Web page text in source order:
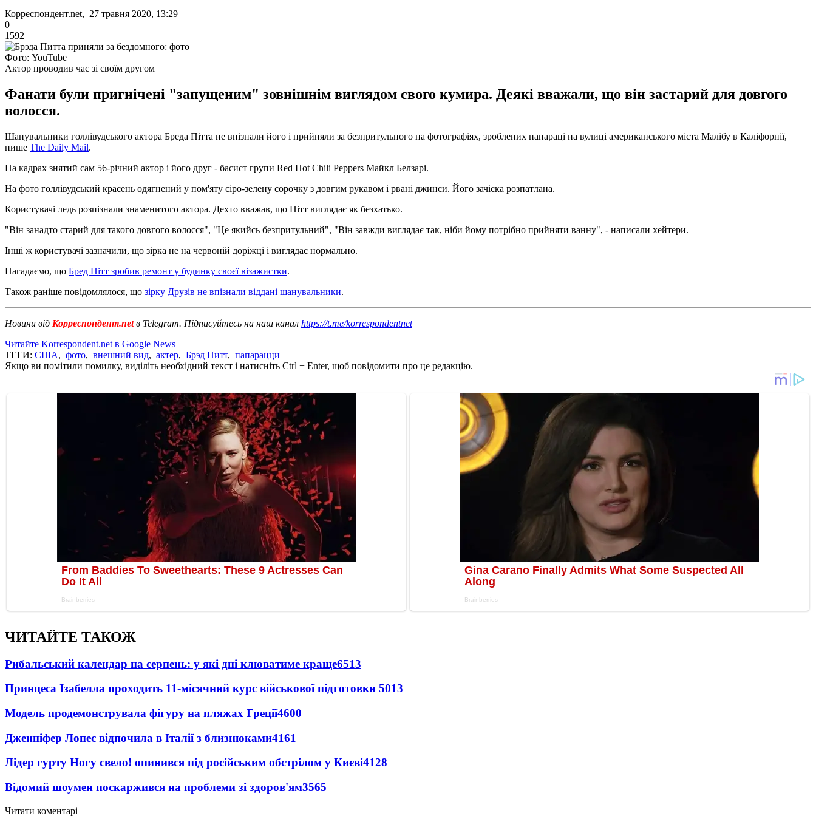
Корреспондент.net, 27 травня 2020, 13:29
0
1592
Фото: YouTube
Актор проводив час зі своїм другом
Фанати були пригнічені "запущеним" зовнішнім виглядом свого кумира. Деякі вважали, що він застарий для довгого
волосся.
Шанувальники голлівудського актора Бреда Пітта не впізнали його і прийняли за безпритульного на фотографіях, зроблених папараці на вулиці американського міста Малібу в Каліфорнії,
пише The Daily Mail.
На кадрах знятий сам 56-річний актор і його друг - басист групи Red Hot Chili Peppers Майкл Белзарі.
На фото голлівудський красень одягнений у пом'яту сіро-зелену сорочку з довгим рукавом і рвані джинси. Його зачіска розпатлана.
Користувачі ледь розпізнали знаменитого актора. Дехто вважав, що Пітт виглядає як безхатько.
"Він занадто старий для такого довгого волосся", "Це якийсь безпритульний", "Він завжди виглядає так, ніби йому потрібно прийняти ванну", - написали хейтери.
Інші ж користувачі зазначили, що зірка не на червоній доріжці і виглядає нормально.
Нагадаємо, що Бред Пітт зробив ремонт у будинку своєї візажистки.
Також раніше повідомлялося, що зірку Друзів не впізнали віддані шанувальники.
Новини від Корреспондент.netв Telegram. Підписуйтесь на наш канал https://t.me/korrespondentnet
Читайте Korrespondent.net в Google News
ТЕГИ: США, фото, внешний вид, актер, Брэд Питт, папарацци
Якщо ви помітили помилку, виділіть необхідний текст і натисніть Ctrl + Enter, щоб повідомити про це редакцію.
ЧИТАЙТЕ ТАКОЖ
Рибальський календар на серпень: у які дні клюватиме краще6513
Принцеса Ізабелла проходить 11-місячний курс військової підготовки 5013
Модель продемонструвала фігуру на пляжах Греції4600
Дженніфер Лопес відпочила в Італії з близнюками4161
Лідер гурту Ногу свело! опинився під російським обстрілом у Києві4128
Відомий шоумен поскаржився на проблеми зі здоров'ям3565
Читати коментарі